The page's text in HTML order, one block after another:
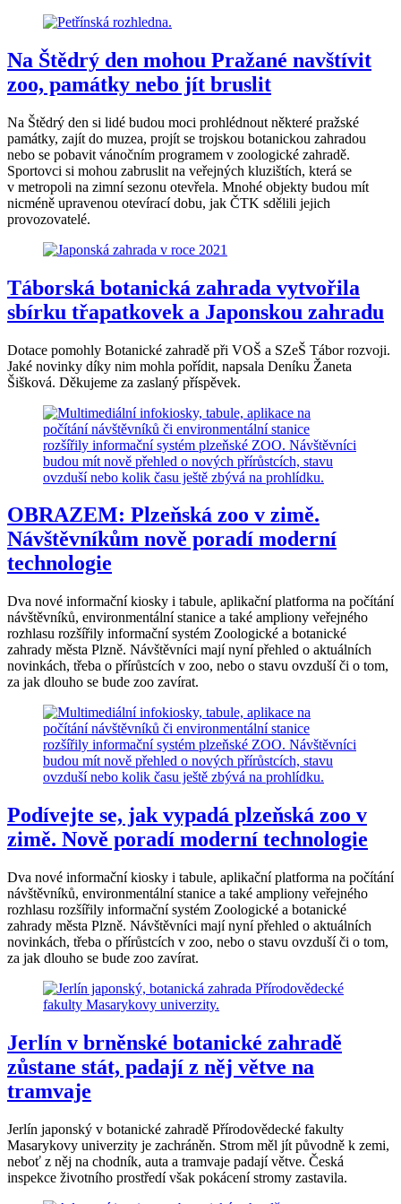
Na Štědrý den mohou Pražané navštívit
zoo, památky nebo jít bruslit
Na Štědrý den si lidé budou moci prohlédnout některé pražské
památky, zajít do muzea, projít se trojskou botanickou zahradou
nebo se pobavit vánočním programem v zoologické zahradě.
Sportovci si mohou zabruslit na veřejných kluzištích, která se
v metropoli na zimní sezonu otevřela. Mnohé objekty budou mít
nicméně upravenou otevírací dobu, jak ČTK sdělili jejich
provozovatelé.
Táborská botanická zahrada vytvořila
sbírku třapatkovek a Japonskou zahradu
Dotace pomohly Botanické zahradě při VOŠ a SZeŠ Tábor rozvoji.
Jaké novinky díky nim mohla pořídit, napsala Deníku Žaneta
Šišková. Děkujeme za zaslaný příspěvek.
OBRAZEM: Plzeňská zoo v zimě.
Návštěvníkům nově poradí moderní
technologie
Dva nové informační kiosky i tabule, aplikační platforma na počítání
návštěvníků, environmentální stanice a také ampliony veřejného
rozhlasu rozšířily informační systém Zoologické a botanické
zahrady města Plzně. Návštěvníci mají nyní přehled o aktuálních
novinkách, třeba o přírůstcích v zoo, nebo o stavu ovzduší či o tom,
za jak dlouho se bude zoo zavírat.
Podívejte se, jak vypadá plzeňská zoo v
zimě. Nově poradí moderní technologie
Dva nové informační kiosky i tabule, aplikační platforma na počítání
návštěvníků, environmentální stanice a také ampliony veřejného
rozhlasu rozšířily informační systém Zoologické a botanické
zahrady města Plzně. Návštěvníci mají nyní přehled o aktuálních
novinkách, třeba o přírůstcích v zoo, nebo o stavu ovzduší či o tom,
za jak dlouho se bude zoo zavírat.
Jerlín v brněnské botanické zahradě
zůstane stát, padají z něj větve na
tramvaje
Jerlín japonský v botanické zahradě Přírodovědecké fakulty
Masarykovy univerzity je zachráněn. Strom měl jít původně k zemi,
neboť z něj na chodník, auta a tramvaje padají větve. Česká
inspekce životního prostředí však pokácení stromy zastavila.